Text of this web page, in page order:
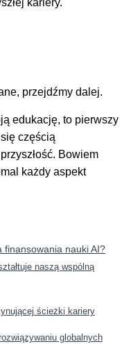
kariery.
przejdźmy dalej.
edukację, to pierwszy
częścią
Bowiem
każdy aspekt
finansowania nauki AI?
naszą wspólną
ścieżki kariery
globalnych